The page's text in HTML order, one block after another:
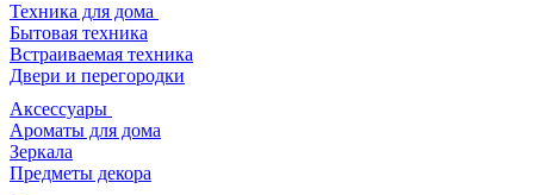
Техника для дома
Бытовая техника
Встраиваемая техника
Двери и перегородки
Аксессуары
Ароматы для дома
Зеркала
Предметы декора